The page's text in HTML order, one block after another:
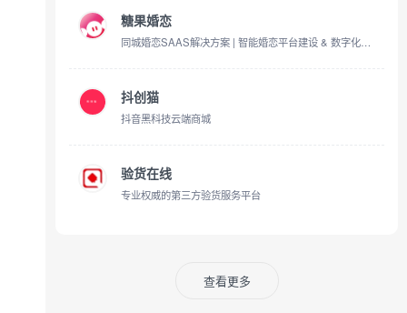
糖果婚恋
同城婚恋SAAS解决方案 | 智能婚恋平台建设 & 数字化转型
抖创猫
抖音黑科技云端商城
验货在线
专业权威的第三方验货服务平台
查看更多